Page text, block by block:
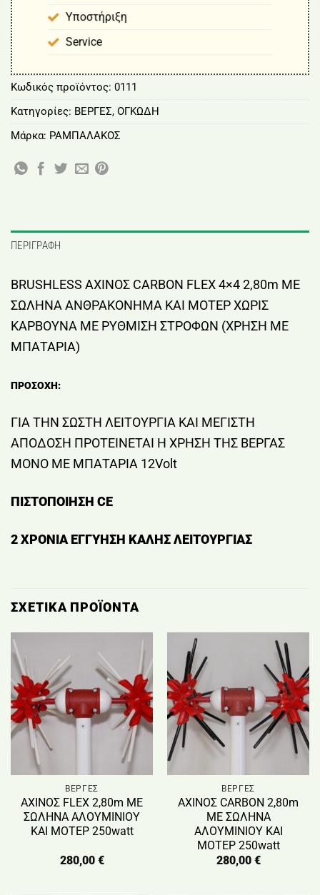
Υποστήριξη
Service
Κωδικός προϊόντος: 0111
Κατηγορίες: ΒΕΡΓΕΣ, ΟΓΚΩΔΗ
Μάρκα: ΡΑΜΠΑΛΑΚΟΣ
ΠΕΡΙΓΡΑΦΉ
BRUSHLESS ΑΧΙΝΟΣ CARBON FLEX 4×4 2,80m ΜΕ
ΣΩΛΗΝΑ ΑΝΘΡΑΚΟΝΗΜΑ ΚΑΙ ΜΟΤΕΡ ΧΩΡΙΣ
ΚΑΡΒΟΥΝΑ ΜΕ ΡΥΘΜΙΣΗ ΣΤΡΟΦΩΝ (ΧΡΗΣΗ ΜΕ
ΜΠΑΤΑΡΙΑ)
ΠΡΟΣΟΧΗ:
ΓΙΑ ΤΗΝ ΣΩΣΤΗ ΛΕΙΤΟΥΡΓΙΑ ΚΑΙ ΜΕΓΙΣΤΗ
ΑΠΟΔΟΣΗ ΠΡΟΤΕΙΝΕΤΑΙ Η ΧΡΗΣΗ ΤΗΣ ΒΕΡΓΑΣ
ΜΟΝΟ ΜΕ ΜΠΑΤΑΡΙΑ 12Volt
ΠΙΣΤΟΠΟΙΗΣΗ CE
2 ΧΡΟΝΙΑ ΕΓΓΥΗΣΗ ΚΑΛΗΣ ΛΕΙΤΟΥΡΓΙΑΣ
ΣΧΕΤΙΚΆ ΠΡΟΪΌΝΤΑ
ΒΕΡΓΕΣ
ΑΧΙΝΟΣ FLEX 2,80m ΜΕ
ΣΩΛΗΝΑ ΑΛΟΥΜΙΝΙΟΥ
ΚΑΙ ΜΟΤΕΡ 250watt
280,00 €
ΒΕΡΓΕΣ
ΑΧΙΝΟΣ CARBON 2,80m
ΜΕ ΣΩΛΗΝΑ
ΑΛΟΥΜΙΝΙΟΥ ΚΑΙ
ΜΟΤΕΡ 250watt
280,00 €